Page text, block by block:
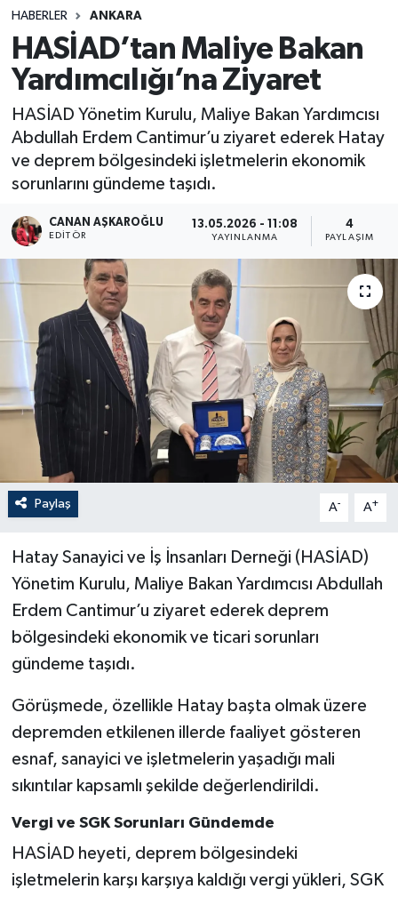
HABERLER ANKARA
HASİAD’tan Maliye Bakan
Yardımcılığı’na Ziyaret
HASİAD Yönetim Kurulu, Maliye Bakan Yardımcısı
Abdullah Erdem Cantimur’u ziyaret ederek Hatay
ve deprem bölgesindeki işletmelerin ekonomik
sorunlarını gündeme taşıdı.
CANAN AŞKAROĞLU
EDITÖR
13.05.2026 - 11:08
YAYINLANMA
4
PAYLAŞIM
Paylaş A- A+
Hatay Sanayici ve İş İnsanları Derneği (HASİAD)
Yönetim Kurulu, Maliye Bakan Yardımcısı Abdullah
Erdem Cantimur’u ziyaret ederek deprem
bölgesindeki ekonomik ve ticari sorunları
gündeme taşıdı.
Görüşmede, özellikle Hatay başta olmak üzere
depremden etkilenen illerde faaliyet gösteren
esnaf, sanayici ve işletmelerin yaşadığı mali
sıkıntılar kapsamlı şekilde değerlendirildi.
Vergi ve SGK Sorunları Gündemde
HASİAD heyeti, deprem bölgesindeki
işletmelerin karşı karşıya kaldığı vergi yükleri, SGK
Spor
Teknoloji
Yaşam